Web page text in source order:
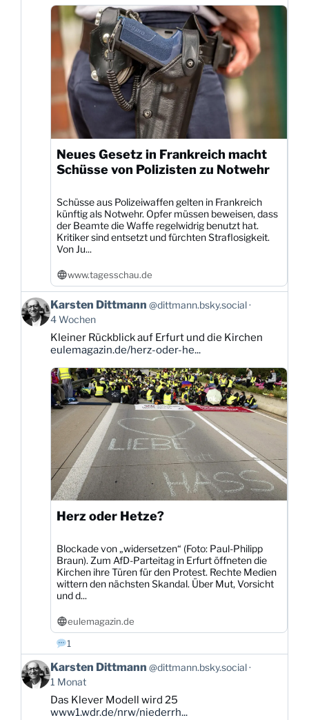
Neues Gesetz in Frankreich macht
Schüsse von Polizisten zu Notwehr
Schüsse aus Polizeiwaffen gelten in Frankreich
künftig als Notwehr. Opfer müssen beweisen, dass
der Beamte die Waffe regelwidrig benutzt hat.
Kritiker sind entsetzt und fürchten Straflosigkeit.
Von Ju...
www.tagesschau.de
Beitrag
von
Karsten
Dittmann
Bluesky
ansehen
Karsten Dittmann @dittmann.bsky.social
4 Wochen
Kleiner Rückblick auf Erfurt und die Kirchen
eulemagazin.de/herz-oder-he...
Herz oder Hetze?
Blockade von „widersetzen“ (Foto: Paul-Philipp
Braun). Zum AfD-Parteitag in Erfurt öffneten die
Kirchen ihre Türen für den Protest. Rechte Medien
wittern den nächsten Skandal. Über Mut, Vorsicht
und d...
eulemagazin.de
1
Beitrag
von
Karsten
Dittmann
Karsten Dittmann @dittmann.bsky.social
1 Monat
Das Klever Modell wird 25
www1.wdr.de/nrw/niederrh...